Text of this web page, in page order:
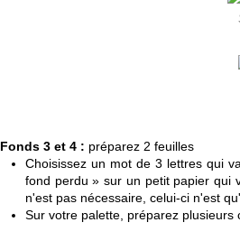
Fonds 3 et 4 : préparez 2 feuilles
Choisissez un mot de 3 lettres qui
fond perdu » sur un petit papier qui
n'est pas nécessaire, celui-ci n'est
Sur votre palette, préparez plusieurs